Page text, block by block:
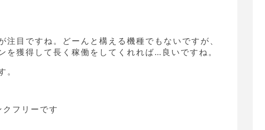
目ですね。どーんと構える機種でもないですが、
獲得して長く稼働をしてくれれば…良いですね。
。
フリーです